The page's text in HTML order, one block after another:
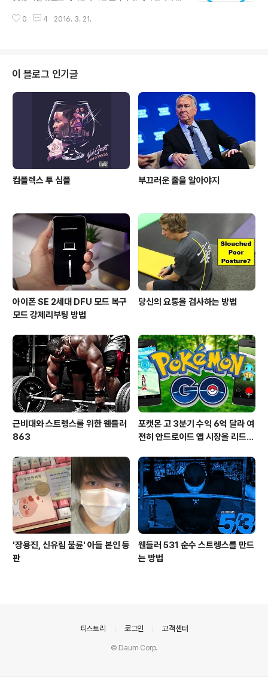
탈옥 배포를 목표로 하고 있다는 것 만큼은 확실해보입니
와 상당히 유사하다. 주요 특징으로는 CCSettings 등의
(BigBoss, Free) - Wolfram은 iOS를 위한 빠른 충전
솔루션 중 하나로 케이블 충전시 저전력 모드로 가능한 빠
르게 충전을 하도록 돕는 트윅이다. 케이블을 제거하면 자
동으로 저전력 모드가 해제된다. 이 트윅은 아이폰을 밤새
0 4 2016. 3. 21.
이 블로그 인기글
컴플렉스 투 심플 부끄러운 줄을 알아야지
아이폰 SE 2세대 DFU 모드 복구
모드 강제리부팅 방법
당신의 요통을 검사하는 방법
근비대와 스트렝스를 위한 웬들러
863
포캣몬 고 3분기 수익 6억 달라 여
전히 안드로이드 앱 시장을 리드
'장용진, 신유림 불륜' 아들 본인 등
판
웬들러 531 순수 스트렝스를 만드
는 방법
티스토리 로그인 고객센터
© Daum Corp.